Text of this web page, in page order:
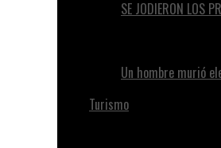
SE JODIERON LOS
Un hombre murió
Turismo